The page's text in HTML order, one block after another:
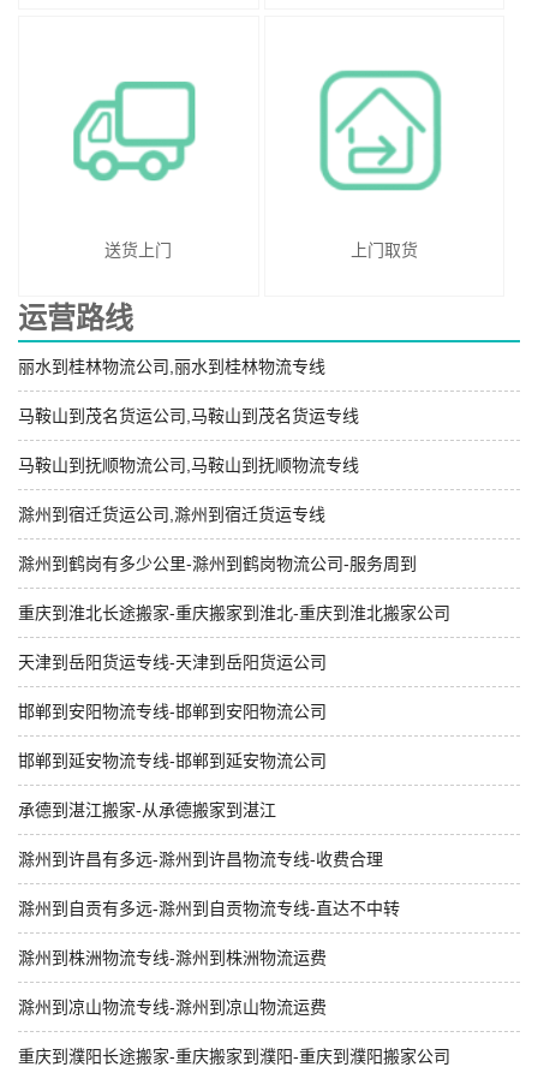
送货上门 上门取货
运营路线
丽水到桂林物流公司,丽水到桂林物流专线
马鞍山到茂名货运公司,马鞍山到茂名货运专线
马鞍山到抚顺物流公司,马鞍山到抚顺物流专线
滁州到宿迁货运公司,滁州到宿迁货运专线
滁州到鹤岗有多少公里-滁州到鹤岗物流公司-服务周到
重庆到淮北长途搬家-重庆搬家到淮北-重庆到淮北搬家公司
天津到岳阳货运专线-天津到岳阳货运公司
邯郸到安阳物流专线-邯郸到安阳物流公司
邯郸到延安物流专线-邯郸到延安物流公司
承德到湛江搬家-从承德搬家到湛江
滁州到许昌有多远-滁州到许昌物流专线-收费合理
滁州到自贡有多远-滁州到自贡物流专线-直达不中转
滁州到株洲物流专线-滁州到株洲物流运费
滁州到凉山物流专线-滁州到凉山物流运费
重庆到濮阳长途搬家-重庆搬家到濮阳-重庆到濮阳搬家公司